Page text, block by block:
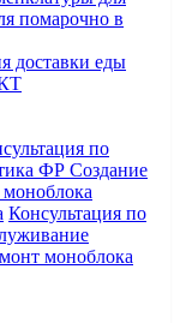
помарочно в
доставки еды
по
ФР Создание
Консультация по
моноблока